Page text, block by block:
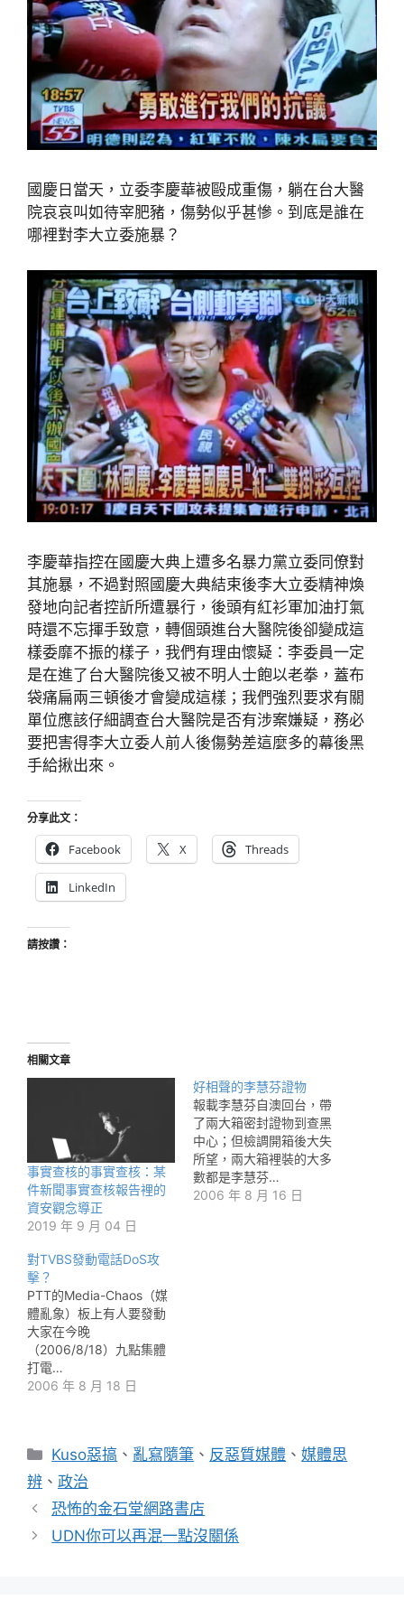
國慶日當天，立委李慶華被毆成重傷，躺在台大醫
院哀哀叫如待宰肥豬，傷勢似乎甚慘。到底是誰在
哪裡對李大立委施暴？
李慶華指控在國慶大典上遭多名暴力黨立委同僚對
其施暴，不過對照國慶大典結束後李大立委精神煥
發地向記者控訢所遭暴行，後頭有紅衫軍加油打氣
時還不忘揮手致意，轉個頭進台大醫院後卻變成這
樣委靡不振的樣子，我們有理由懷疑：李委員一定
是在進了台大醫院後又被不明人士飽以老拳，蓋布
袋痛扁兩三頓後才會變成這樣；我們強烈要求有關
單位應該仔細調查台大醫院是否有涉案嫌疑，務必
要把害得李大立委人前人後傷勢差這麼多的幕後黑
手給揪出來。
分享此文：
Facebook X Threads
LinkedIn
請按讚：
相關文章
事實查核的事實查核：某
件新聞事實查核報告裡的
資安觀念導正
2019 年 9 月 04 日
好相聲的李慧芬證物
報載李慧芬自澳回台，帶
了兩大箱密封證物到查黑
中心；但檢調開箱後大失
所望，兩大箱裡裝的大多
數都是李慧芬…
2006 年 8 月 16 日
對TVBS發動電話DoS攻
擊？
PTT的Media-Chaos（媒
體亂象）板上有人要發動
大家在今晚
（2006/8/18）九點集體
打電…
2006 年 8 月 18 日
分
類
Kuso惡搞 、 亂寫隨筆 、 反惡質媒體 、媒體思
辨 、 政治
恐怖的金石堂網路書店
UDN你可以再混一點沒關係